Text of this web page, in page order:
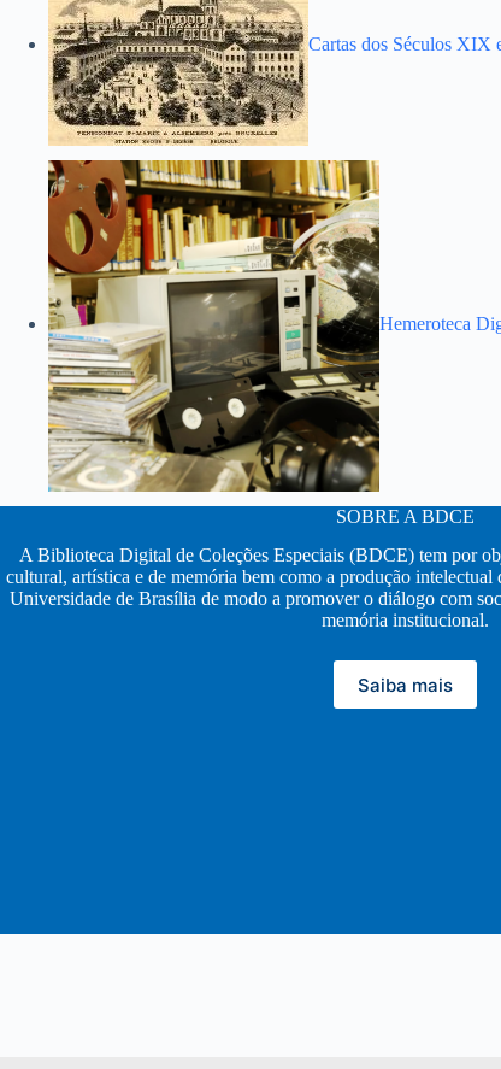
Cartas dos Séculos XIX
Hemeroteca
SOBRE A BDCE
A Biblioteca Digital de Coleções Especiais (BDCE) tem por
cultural, artística e de memória bem como a produção intelectual
Universidade de Brasília de modo a promover o diálogo com
memória institucional.
Saiba mais